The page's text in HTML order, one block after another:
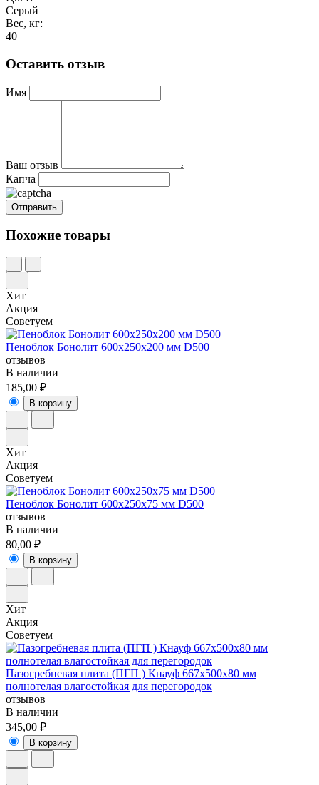
Серый
Вес, кг:
40
Оставить отзыв
Имя
Ваш отзыв
Капча
Похожие товары
Хит
Акция
Советуем
Пеноблок Бонолит 600х250х200 мм D500
отзывов
В наличии
185,00 ₽
В корзину
Хит
Акция
Советуем
Пеноблок Бонолит 600х250х75 мм D500
отзывов
В наличии
80,00 ₽
В корзину
Хит
Акция
Советуем
Пазогребневая плита (ПГП ) Кнауф 667х500х80 мм
полнотелая влагостойкая для перегородок
отзывов
В наличии
345,00 ₽
В корзину